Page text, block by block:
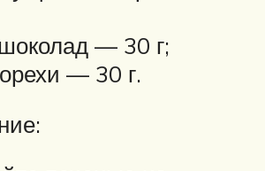
— 30 г;
— 30 г.